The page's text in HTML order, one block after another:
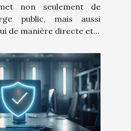
non seulement de
public, mais aussi
de manière directe et...